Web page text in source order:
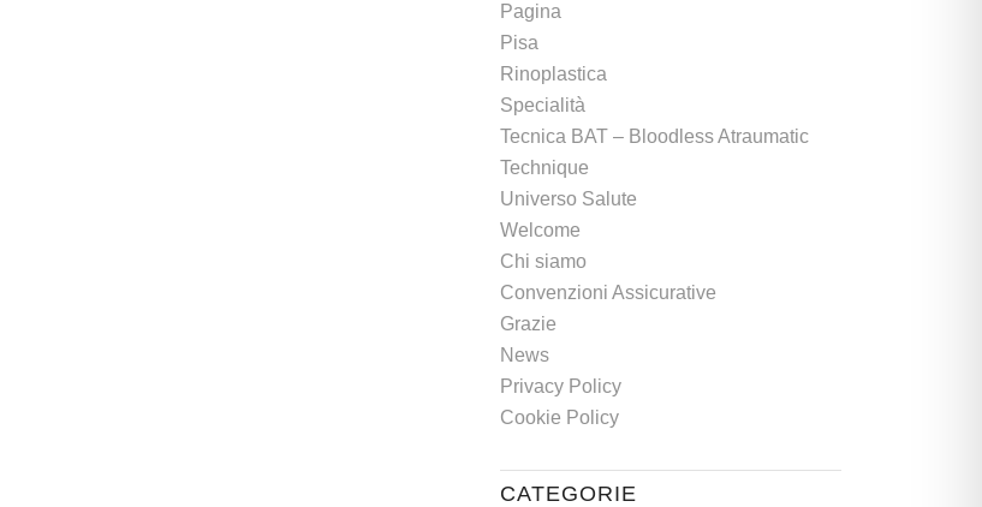
Pagina
Pisa
Rinoplastica
Specialità
Tecnica BAT – Bloodless Atraumatic
Technique
Universo Salute
Welcome
Chi siamo
Convenzioni Assicurative
Grazie
News
Privacy Policy
Cookie Policy
CATEGORIE